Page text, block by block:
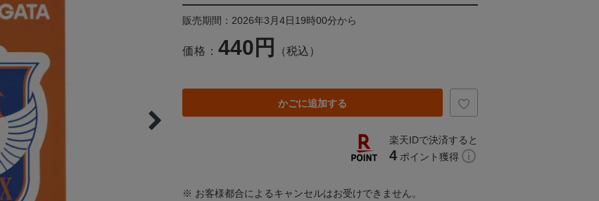
販売期間：2026年3月4日19時00分から
価格： 440円 （税込）
かごに追加する
楽天IDで決済すると
4 ポイント獲得
※ お客様都合によるキャンセルはお受けできません。